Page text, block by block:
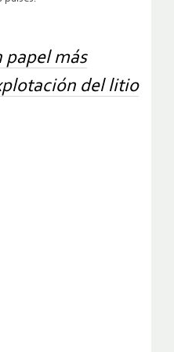
papel más
del litio